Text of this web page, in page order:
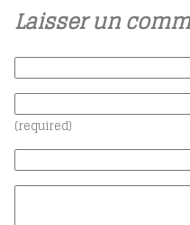
Laisser un
(required)